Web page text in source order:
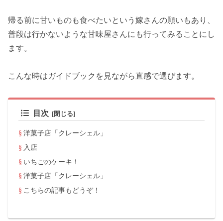
帰る前に甘いものも食べたいという嫁さんの願いもあり、
普段は行かないような甘味屋さんにも行ってみることにし
ます。
こんな時はガイドブックを見ながら直感で選びます。
目次
洋菓子店「クレーシェル」
入店
いちごのケーキ！
洋菓子店「クレーシェル」
こちらの記事もどうぞ！